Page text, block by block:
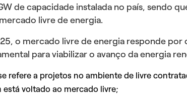
de capacidade instalada no país, sendo
livre de energia.
o mercado livre de energia responde por
para viabilizar o avanço da energia
refere a projetos no ambiente de livre
voltado ao mercado livre;